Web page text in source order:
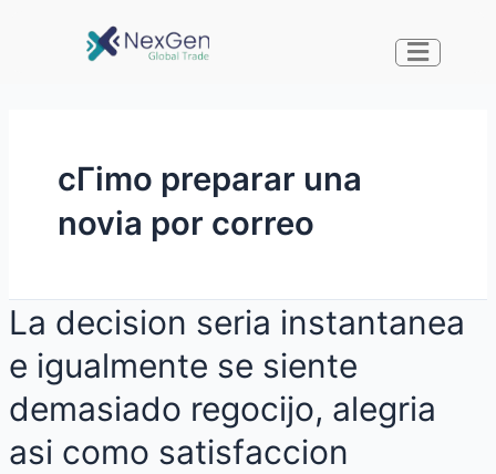
cГіmo preparar una
novia por correo
La decision seri­a instantanea
e igualmente se siente
demasiado regocijo, alegria
asi­ como satisfaccion